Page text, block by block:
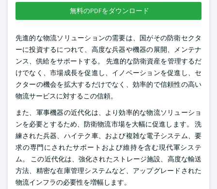
無料のPDFをダウンロード
先進的な物流ソリューションの需要は、国がその防衛セクタ
ーに投資するにつれて、高度な兵器や機器の展開、メンテナ
ンス、供給をサポートする。 先進的な防衛資産を管理するだ
けでなく、市場成長を促進し、イノベーションを促進し、セ
クターの機会を拡大するだけでなく、効率的で信頼性の高い
物流サービスに対するこの信頼。
また、軍事機器の近代化は、より効率的な物流ソリューショ
ンを必要とするため、防衛物流市場を大幅に促進します。 洗
練された兵器、ハイテク車、および複雑な電子システム、要
求の専門にされたサポートおよび維持を含む現代軍システ
ム。 この近代化は、強化されたストレージ施設、高度な輸送
方法、精密な在庫管理システムなど、アップグレードされた
物流インフラの必要性を増幅します。